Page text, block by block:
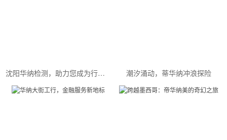
沈阳华纳检测，助力您成为行业精英 潮汐涌动，蒂华纳冲浪探险